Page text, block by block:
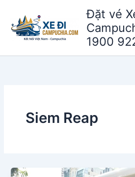
Đặt vé
1900
Siem Reap